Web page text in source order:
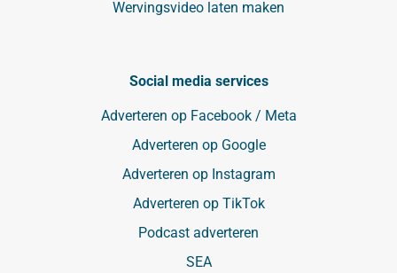
Wervingsvideo laten maken
Social media services
Adverteren op Facebook / Meta
Adverteren op Google
Adverteren op Instagram
Adverteren op TikTok
Podcast adverteren
SEA